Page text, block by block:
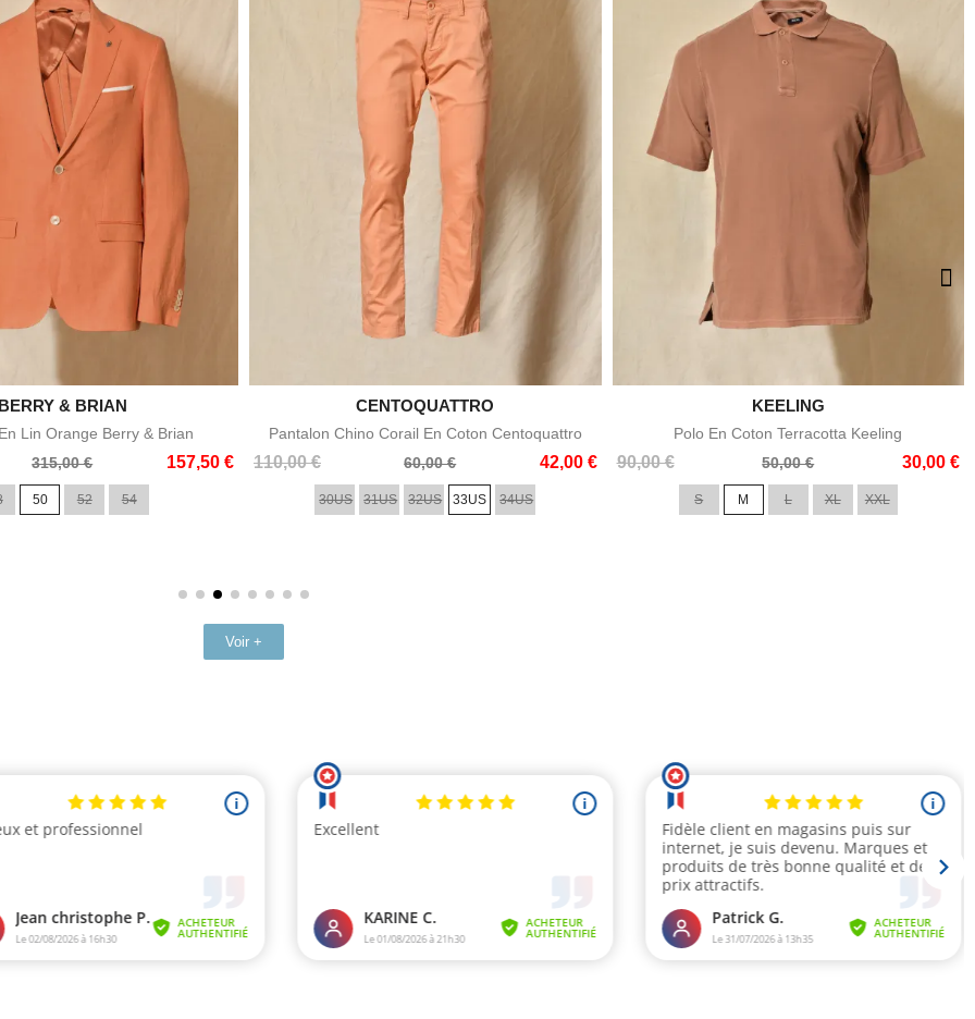
Aperçu rapide
BERRY & BRIAN
Lin Orange Berry & Brian
315,00 € 157,50 €
50 52 54
Aperçu rapide
CENTOQUATTRO
Pantalon Chino Corail En Coton Centoquattro
110,00 €
Prix
60,00 € 42,00 €
Prix
30US 31US 32US 33US 34US
Aperçu rapide
KEELING
Polo En Coton Terracotta Keeling
90,00 €
Prix
50,00 € 30,00 €
Prix
S M L XL XXL
Voir +